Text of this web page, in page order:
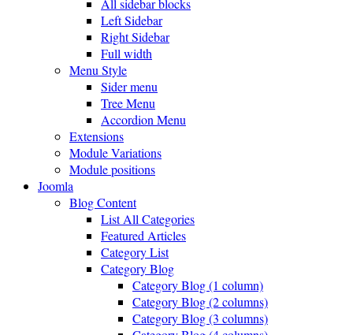
All sidebar blocks
Left Sidebar
Right Sidebar
Full width
Menu Style
Sider menu
Tree Menu
Accordion Menu
Extensions
Module Variations
Module positions
Joomla
Blog Content
List All Categories
Featured Articles
Category List
Category Blog
Category Blog (1 column)
Category Blog (2 columns)
Category Blog (3 columns)